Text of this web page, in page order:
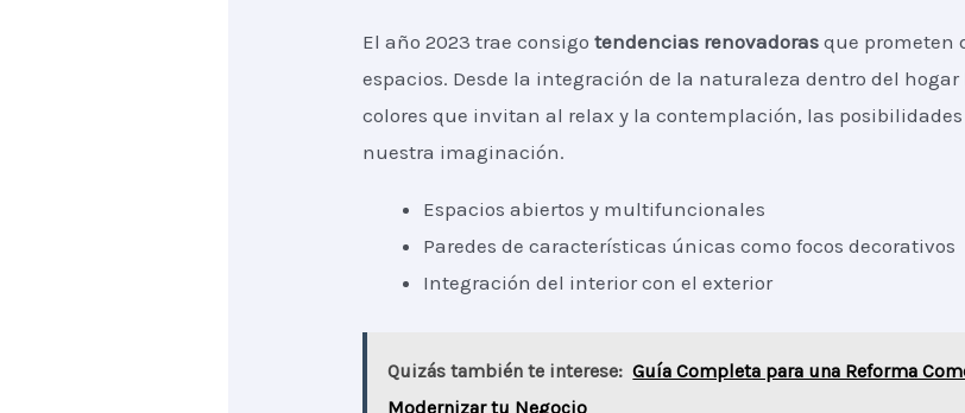
El año 2023 trae consigotendencias renovadoras que prometen
espacios. Desde la integración de la naturaleza dentro del
colores que invitan al relax y la contemplación, las
nuestra imaginación.
Espacios abiertos y multifuncionales
Paredes de características únicas como focos decorativos
Integración del interior con el exterior
Quizás también te interese: Guía Completa para una Reforma
Modernizar tu Negocio